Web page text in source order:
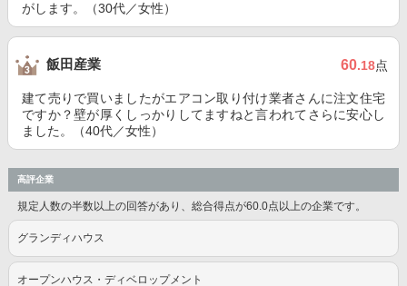
がします。（30代／女性）
飯田産業 60.18点
建て売りで買いましたがエアコン取り付け業者さんに注文住宅
ですか？壁が厚くしっかりしてますねと言われてさらに安心し
ました。（40代／女性）
高評企業
規定人数の半数以上の回答があり、総合得点が60.0点以上の企業です。
グランディハウス
オープンハウス・ディベロップメント